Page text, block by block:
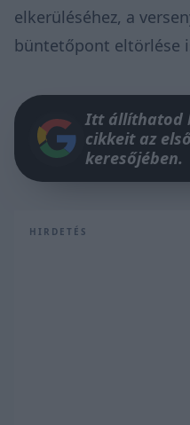
elkerüléséhez, a
büntetőpont eltörlése
Itt állíthatod
cikkeit az
keresőjében.
HIRDETÉS